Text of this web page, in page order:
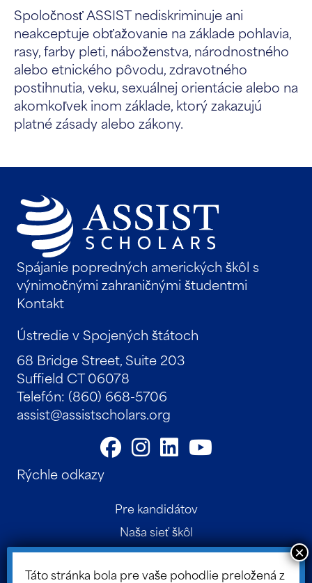
Spoločnosť ASSIST nediskriminuje ani
neakceptuje obťažovanie na základe pohlavia,
rasy, farby pleti, náboženstva, národnostného
alebo etnického pôvodu, zdravotného
postihnutia, veku, sexuálnej orientácie alebo na
akomkoľvek inom základe, ktorý zakazujú
platné zásady alebo zákony.
Spájanie popredných amerických škôl s
výnimočnými zahraničnými študentmi
Kontakt
Ústredie v Spojených štátoch
68 Bridge Street, Suite 203
Suffield CT 06078
Telefón: (860) 668-5706
assist@assistscholars.org
Rýchle odkazy
Pre kandidátov
Naša sieť škôl
Kontakt
Rodičovský portál
Táto stránka bola pre vaše pohodlie preložená z